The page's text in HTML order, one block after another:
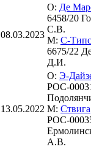
08.03.2023
О: Де
6458/20
С.В.
М: С-
6675/22
Д.И.
13.05.2022
О: Э-
РОС-
М: Ствига
РОС-
А.В.